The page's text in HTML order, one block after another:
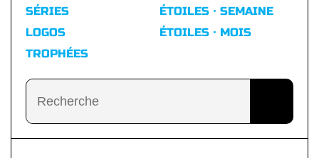
SÉRIES
LOGOS
TROPHÉES
ÉTOILES · SEMAINE
ÉTOILES · MOIS